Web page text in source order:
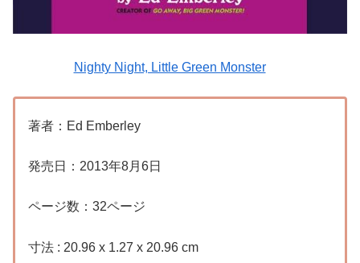
Nighty Night, Little Green Monster
著者：Ed Emberley
発売日：2013年8月6日
ページ数：32ページ
寸法 : 20.96 x 1.27 x 20.96 cm